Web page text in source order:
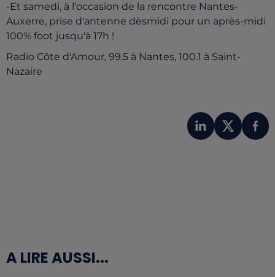
-Et samedi, à l'occasion de la rencontre Nantes-
Auxerre, prise d'antenne dèsmidi pour un après-midi
100% foot jusqu'à 17h !
Radio Côte d'Amour, 99.5 à Nantes, 100.1 à Saint-
Nazaire
A LIRE AUSSI...